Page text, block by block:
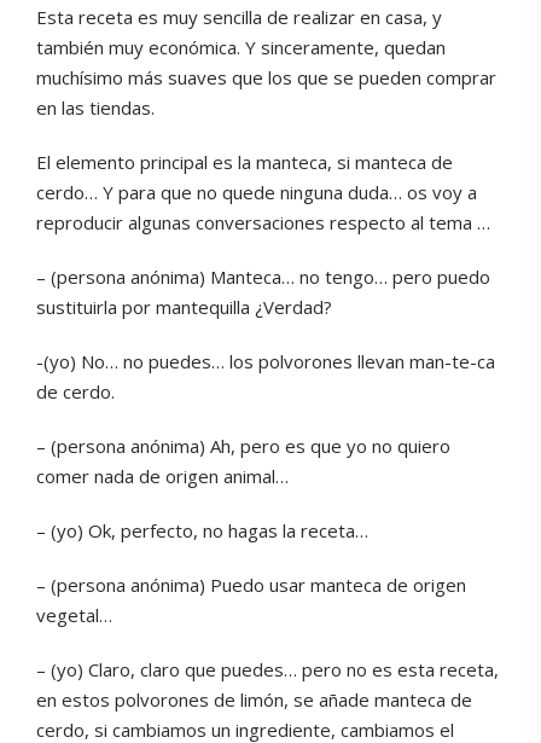
Esta receta es muy sencilla de realizar en casa, y
también muy económica. Y sinceramente, quedan
muchísimo más suaves que los que se pueden comprar
en las tiendas.
El elemento principal es la manteca, si manteca de
cerdo… Y para que no quede ninguna duda… os voy a
reproducir algunas conversaciones respecto al tema …
– (persona anónima) Manteca… no tengo… pero puedo
sustituirla por mantequilla ¿Verdad?
-(yo) No… no puedes… los polvorones llevan man-te-ca
de cerdo.
– (persona anónima) Ah, pero es que yo no quiero
comer nada de origen animal…
– (yo) Ok, perfecto, no hagas la receta…
– (persona anónima) Puedo usar manteca de origen
vegetal…
– (yo) Claro, claro que puedes… pero no es esta receta,
en estos polvorones de limón, se añade manteca de
cerdo, si cambiamos un ingrediente, cambiamos el